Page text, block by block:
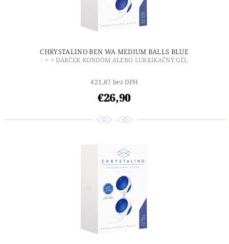
CHRYSTALINO BEN WA MEDIUM BALLS BLUE
- + + DARČEK KONDÓM ALEBO LUBRIKAČNÝ GÉL
€21,87 bez DPH
€26,90